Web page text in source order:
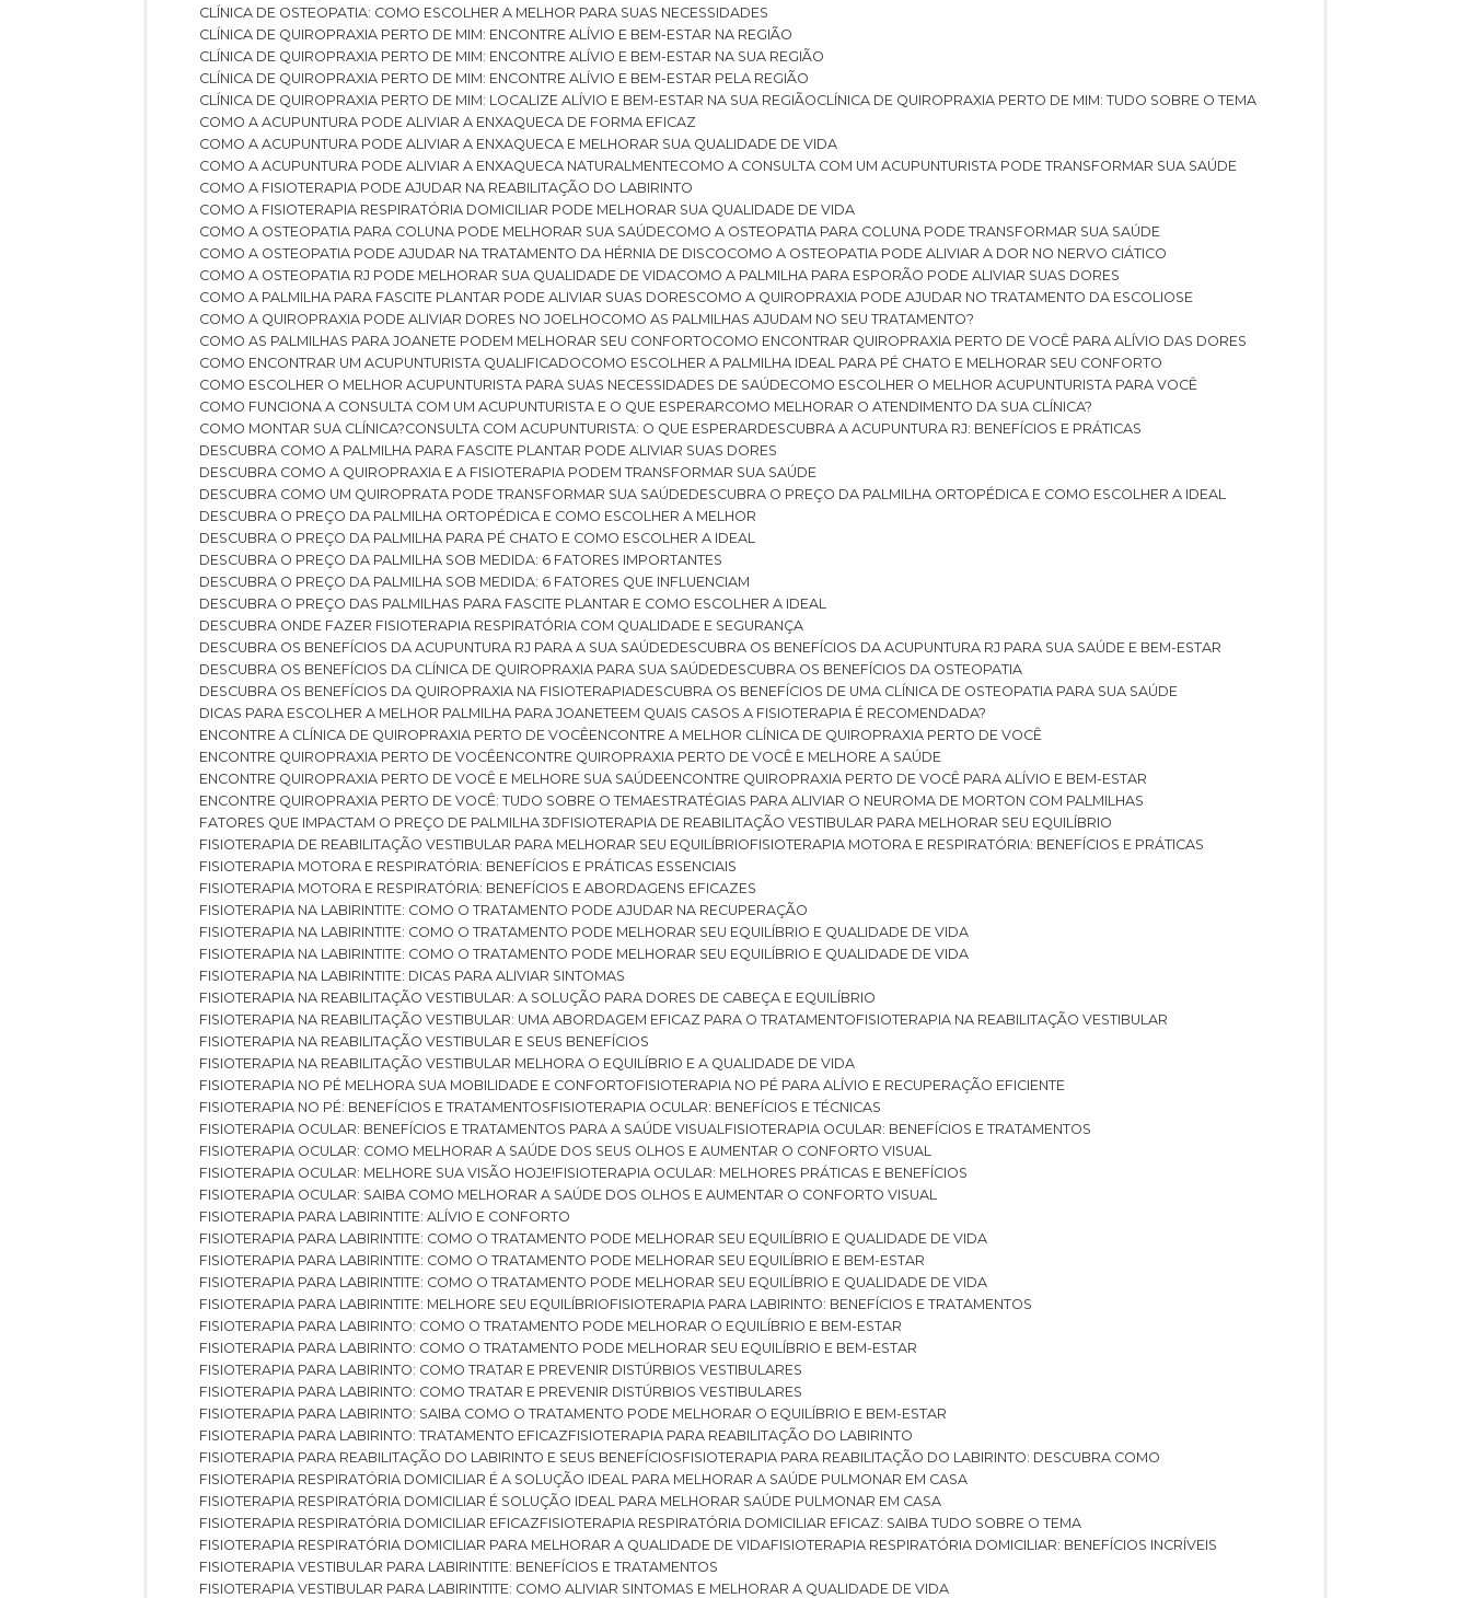
CLÍNICA DE OSTEOPATIA: COMO ESCOLHER A MELHOR PARA SUAS NECESSIDADES
CLÍNICA DE QUIROPRAXIA PERTO DE MIM: ENCONTRE ALÍVIO E BEM-ESTAR NA REGIÃO
CLÍNICA DE QUIROPRAXIA PERTO DE MIM: ENCONTRE ALÍVIO E BEM-ESTAR NA SUA REGIÃO
CLÍNICA DE QUIROPRAXIA PERTO DE MIM: ENCONTRE ALÍVIO E BEM-ESTAR PELA REGIÃO
CLÍNICA DE QUIROPRAXIA PERTO DE MIM: LOCALIZE ALÍVIO E BEM-ESTAR NA SUA REGIÃO
CLÍNICA DE QUIROPRAXIA PERTO DE MIM: TUDO SOBRE O TEMA
COMO A ACUPUNTURA PODE ALIVIAR A ENXAQUECA DE FORMA EFICAZ
COMO A ACUPUNTURA PODE ALIVIAR A ENXAQUECA E MELHORAR SUA QUALIDADE DE VIDA
COMO A ACUPUNTURA PODE ALIVIAR A ENXAQUECA NATURALMENTE
COMO A CONSULTA COM UM ACUPUNTURISTA PODE TRANSFORMAR SUA SAÚDE
COMO A FISIOTERAPIA PODE AJUDAR NA REABILITAÇÃO DO LABIRINTO
COMO A FISIOTERAPIA RESPIRATÓRIA DOMICILIAR PODE MELHORAR SUA QUALIDADE DE VIDA
COMO A OSTEOPATIA PARA COLUNA PODE MELHORAR SUA SAÚDE
COMO A OSTEOPATIA PARA COLUNA PODE TRANSFORMAR SUA SAÚDE
COMO A OSTEOPATIA PODE AJUDAR NA TRATAMENTO DA HÉRNIA DE DISCO
COMO A OSTEOPATIA PODE ALIVIAR A DOR NO NERVO CIÁTICO
COMO A OSTEOPATIA RJ PODE MELHORAR SUA QUALIDADE DE VIDA
COMO A PALMILHA PARA ESPORÃO PODE ALIVIAR SUAS DORES
COMO A PALMILHA PARA FASCITE PLANTAR PODE ALIVIAR SUAS DORES
COMO A QUIROPRAXIA PODE AJUDAR NO TRATAMENTO DA ESCOLIOSE
COMO A QUIROPRAXIA PODE ALIVIAR DORES NO JOELHO
COMO AS PALMILHAS AJUDAM NO SEU TRATAMENTO?
COMO AS PALMILHAS PARA JOANETE PODEM MELHORAR SEU CONFORTO
COMO ENCONTRAR QUIROPRAXIA PERTO DE VOCÊ PARA ALÍVIO DAS DORES
COMO ENCONTRAR UM ACUPUNTURISTA QUALIFICADO
COMO ESCOLHER A PALMILHA IDEAL PARA PÉ CHATO E MELHORAR SEU CONFORTO
COMO ESCOLHER O MELHOR ACUPUNTURISTA PARA SUAS NECESSIDADES DE SAÚDE
COMO ESCOLHER O MELHOR ACUPUNTURISTA PARA VOCÊ
COMO FUNCIONA A CONSULTA COM UM ACUPUNTURISTA E O QUE ESPERAR
COMO MELHORAR O ATENDIMENTO DA SUA CLÍNICA?
COMO MONTAR SUA CLÍNICA?
CONSULTA COM ACUPUNTURISTA: O QUE ESPERAR
DESCUBRA A ACUPUNTURA RJ: BENEFÍCIOS E PRÁTICAS
DESCUBRA COMO A PALMILHA PARA FASCITE PLANTAR PODE ALIVIAR SUAS DORES
DESCUBRA COMO A QUIROPRAXIA E A FISIOTERAPIA PODEM TRANSFORMAR SUA SAÚDE
DESCUBRA COMO UM QUIROPRATA PODE TRANSFORMAR SUA SAÚDE
DESCUBRA O PREÇO DA PALMILHA ORTOPÉDICA E COMO ESCOLHER A IDEAL
DESCUBRA O PREÇO DA PALMILHA ORTOPÉDICA E COMO ESCOLHER A MELHOR
DESCUBRA O PREÇO DA PALMILHA PARA PÉ CHATO E COMO ESCOLHER A IDEAL
DESCUBRA O PREÇO DA PALMILHA SOB MEDIDA: 6 FATORES IMPORTANTES
DESCUBRA O PREÇO DA PALMILHA SOB MEDIDA: 6 FATORES QUE INFLUENCIAM
DESCUBRA O PREÇO DAS PALMILHAS PARA FASCITE PLANTAR E COMO ESCOLHER A IDEAL
DESCUBRA ONDE FAZER FISIOTERAPIA RESPIRATÓRIA COM QUALIDADE E SEGURANÇA
DESCUBRA OS BENEFÍCIOS DA ACUPUNTURA RJ PARA A SUA SAÚDE
DESCUBRA OS BENEFÍCIOS DA ACUPUNTURA RJ PARA SUA SAÚDE E BEM-ESTAR
DESCUBRA OS BENEFÍCIOS DA CLÍNICA DE QUIROPRAXIA PARA SUA SAÚDE
DESCUBRA OS BENEFÍCIOS DA OSTEOPATIA
DESCUBRA OS BENEFÍCIOS DA QUIROPRAXIA NA FISIOTERAPIA
DESCUBRA OS BENEFÍCIOS DE UMA CLÍNICA DE OSTEOPATIA PARA SUA SAÚDE
DICAS PARA ESCOLHER A MELHOR PALMILHA PARA JOANETE EM QUAIS CASOS A FISIOTERAPIA É RECOMENDADA?
ENCONTRE A CLÍNICA DE QUIROPRAXIA PERTO DE VOCÊ ENCONTRE A MELHOR CLÍNICA DE QUIROPRAXIA PERTO DE VOCÊ
ENCONTRE QUIROPRAXIA PERTO DE VOCÊ ENCONTRE QUIROPRAXIA PERTO DE VOCÊ E MELHORE A SAÚDE
ENCONTRE QUIROPRAXIA PERTO DE VOCÊ E MELHORE SUA SAÚDE ENCONTRE QUIROPRAXIA PERTO DE VOCÊ PARA ALÍVIO E BEM-ESTAR
ENCONTRE QUIROPRAXIA PERTO DE VOCÊ: TUDO SOBRE O TEMA ESTRATÉGIAS PARA ALIVIAR O NEUROMA DE MORTON COM PALMILHAS
FATORES QUE IMPACTAM O PREÇO DE PALMILHA 3D
FISIOTERAPIA DE REABILITAÇÃO VESTIBULAR PARA MELHORAR SEU EQUILÍBRIO
FISIOTERAPIA DE REABILITAÇÃO VESTIBULAR PARA MELHORAR SEU EQUILÍBRIO
FISIOTERAPIA MOTORA E RESPIRATÓRIA: BENEFÍCIOS E PRÁTICAS
FISIOTERAPIA MOTORA E RESPIRATÓRIA: BENEFÍCIOS E PRÁTICAS ESSENCIAIS
FISIOTERAPIA MOTORA E RESPIRATÓRIA: BENEFÍCIOS E ABORDAGENS EFICAZES
FISIOTERAPIA NA LABIRINTITE: COMO O TRATAMENTO PODE AJUDAR NA RECUPERAÇÃO
FISIOTERAPIA NA LABIRINTITE: COMO O TRATAMENTO PODE MELHORAR SEU EQUILÍBRIO E QUALIDADE DE VIDA
FISIOTERAPIA NA LABIRINTITE: COMO O TRATAMENTO PODE MELHORAR SEU EQUILÍBRIO E QUALIDADE DE VIDA
FISIOTERAPIA NA LABIRINTITE: DICAS PARA ALIVIAR SINTOMAS
FISIOTERAPIA NA REABILITAÇÃO VESTIBULAR: A SOLUÇÃO PARA DORES DE CABEÇA E EQUILÍBRIO
FISIOTERAPIA NA REABILITAÇÃO VESTIBULAR: UMA ABORDAGEM EFICAZ PARA O TRATAMENTO
FISIOTERAPIA NA REABILITAÇÃO VESTIBULAR
FISIOTERAPIA NA REABILITAÇÃO VESTIBULAR E SEUS BENEFÍCIOS
FISIOTERAPIA NA REABILITAÇÃO VESTIBULAR MELHORA O EQUILÍBRIO E A QUALIDADE DE VIDA
FISIOTERAPIA NO PÉ MELHORA SUA MOBILIDADE E CONFORTO
FISIOTERAPIA NO PÉ PARA ALÍVIO E RECUPERAÇÃO EFICIENTE
FISIOTERAPIA NO PÉ: BENEFÍCIOS E TRATAMENTOS
FISIOTERAPIA OCULAR: BENEFÍCIOS E TÉCNICAS
FISIOTERAPIA OCULAR: BENEFÍCIOS E TRATAMENTOS PARA A SAÚDE VISUAL FISIOTERAPIA OCULAR: BENEFÍCIOS E TRATAMENTOS
FISIOTERAPIA OCULAR: COMO MELHORAR A SAÚDE DOS SEUS OLHOS E AUMENTAR O CONFORTO VISUAL
FISIOTERAPIA OCULAR: MELHORE SUA VISÃO HOJE! FISIOTERAPIA OCULAR: MELHORES PRÁTICAS E BENEFÍCIOS
FISIOTERAPIA OCULAR: SAIBA COMO MELHORAR A SAÚDE DOS OLHOS E AUMENTAR O CONFORTO VISUAL
FISIOTERAPIA PARA LABIRINTITE: ALÍVIO E CONFORTO
FISIOTERAPIA PARA LABIRINTITE: COMO O TRATAMENTO PODE MELHORAR SEU EQUILÍBRIO E QUALIDADE DE VIDA
FISIOTERAPIA PARA LABIRINTITE: COMO O TRATAMENTO PODE MELHORAR SEU EQUILÍBRIO E BEM-ESTAR
FISIOTERAPIA PARA LABIRINTITE: COMO O TRATAMENTO PODE MELHORAR SEU EQUILÍBRIO E QUALIDADE DE VIDA
FISIOTERAPIA PARA LABIRINTITE: MELHORE SEU EQUILÍBRIO
FISIOTERAPIA PARA LABIRINTO: BENEFÍCIOS E TRATAMENTOS
FISIOTERAPIA PARA LABIRINTO: COMO O TRATAMENTO PODE MELHORAR O EQUILÍBRIO E BEM-ESTAR
FISIOTERAPIA PARA LABIRINTO: COMO O TRATAMENTO PODE MELHORAR SEU EQUILÍBRIO E BEM-ESTAR
FISIOTERAPIA PARA LABIRINTO: COMO TRATAR E PREVENIR DISTÚRBIOS VESTIBULARES
FISIOTERAPIA PARA LABIRINTO: COMO TRATAR E PREVENIR DISTÚRBIOS VESTIBULARES
FISIOTERAPIA PARA LABIRINTO: SAIBA COMO O TRATAMENTO PODE MELHORAR O EQUILÍBRIO E BEM-ESTAR
FISIOTERAPIA PARA LABIRINTO: TRATAMENTO EFICAZ FISIOTERAPIA PARA REABILITAÇÃO DO LABIRINTO
FISIOTERAPIA PARA REABILITAÇÃO DO LABIRINTO E SEUS BENEFÍCIOS
FISIOTERAPIA PARA REABILITAÇÃO DO LABIRINTO: DESCUBRA COMO
FISIOTERAPIA RESPIRATÓRIA DOMICILIAR É A SOLUÇÃO IDEAL PARA MELHORAR A SAÚDE PULMONAR EM CASA
FISIOTERAPIA RESPIRATÓRIA DOMICILIAR É SOLUÇÃO IDEAL PARA MELHORAR SAÚDE PULMONAR EM CASA
FISIOTERAPIA RESPIRATÓRIA DOMICILIAR EFICAZ FISIOTERAPIA RESPIRATÓRIA DOMICILIAR EFICAZ: SAIBA TUDO SOBRE O TEMA
FISIOTERAPIA RESPIRATÓRIA DOMICILIAR PARA MELHORAR A QUALIDADE DE VIDA FISIOTERAPIA RESPIRATÓRIA DOMICILIAR: BENEFÍCIOS INCRÍVEIS
FISIOTERAPIA VESTIBULAR PARA LABIRINTITE: BENEFÍCIOS E TRATAMENTOS
FISIOTERAPIA VESTIBULAR PARA LABIRINTITE: COMO ALIVIAR SINTOMAS E MELHORAR A QUALIDADE DE VIDA